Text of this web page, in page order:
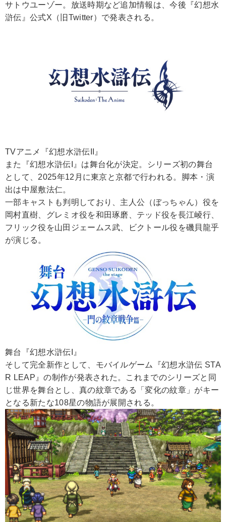
サトウユーゾー。放送時期など追加情報は、今後『幻想水
滸伝』公式X（旧Twitter）で発表される。
TVアニメ『幻想水滸伝II』
また『幻想水滸伝I』は舞台化が決定。シリーズ初の舞台
として、2025年12月に東京と京都で行われる。脚本・演
出は中屋敷法仁。
一部キャストも判明しており、主人公（ぼっちゃん）役を
岡村直樹、グレミオ役を和田琢磨、テッド役を長江崚行、
フリック役を山田ジェームス武、ビクトール役を磯貝龍乎
が演じる。
舞台『幻想水滸伝I』
そして完全新作として、モバイルゲーム『幻想水滸伝 STA
R LEAP』の制作が発表された。これまでのシリーズと同
じ世界を舞台とし、真の紋章である「変化の紋章」がキー
となる新たな108星の物語が展開される。